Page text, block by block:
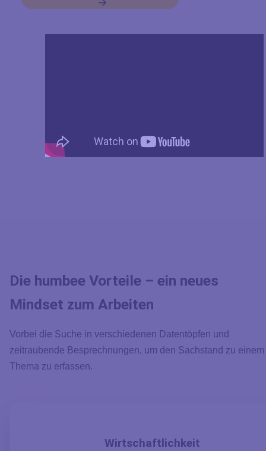
Die humbee Vorteile – ein neues
Mindset zum Arbeiten
Vorbei die Suche in verschiedenen Datentöpfen und
zeitraubende Besprechnungen, um den Sachstand zu einem
Thema zu erfassen.
Wirtschaftlichkeit